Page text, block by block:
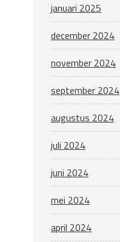
januari 2025
december 2024
november 2024
september 2024
augustus 2024
juli 2024
juni 2024
mei 2024
april 2024